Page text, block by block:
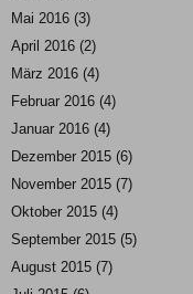
Mai 2016 (3)
April 2016 (2)
März 2016 (4)
Februar 2016 (4)
Januar 2016 (4)
Dezember 2015 (6)
November 2015 (7)
Oktober 2015 (4)
September 2015 (5)
August 2015 (7)